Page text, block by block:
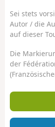
Sei stets
Autor / die
auf dieser
Die
der